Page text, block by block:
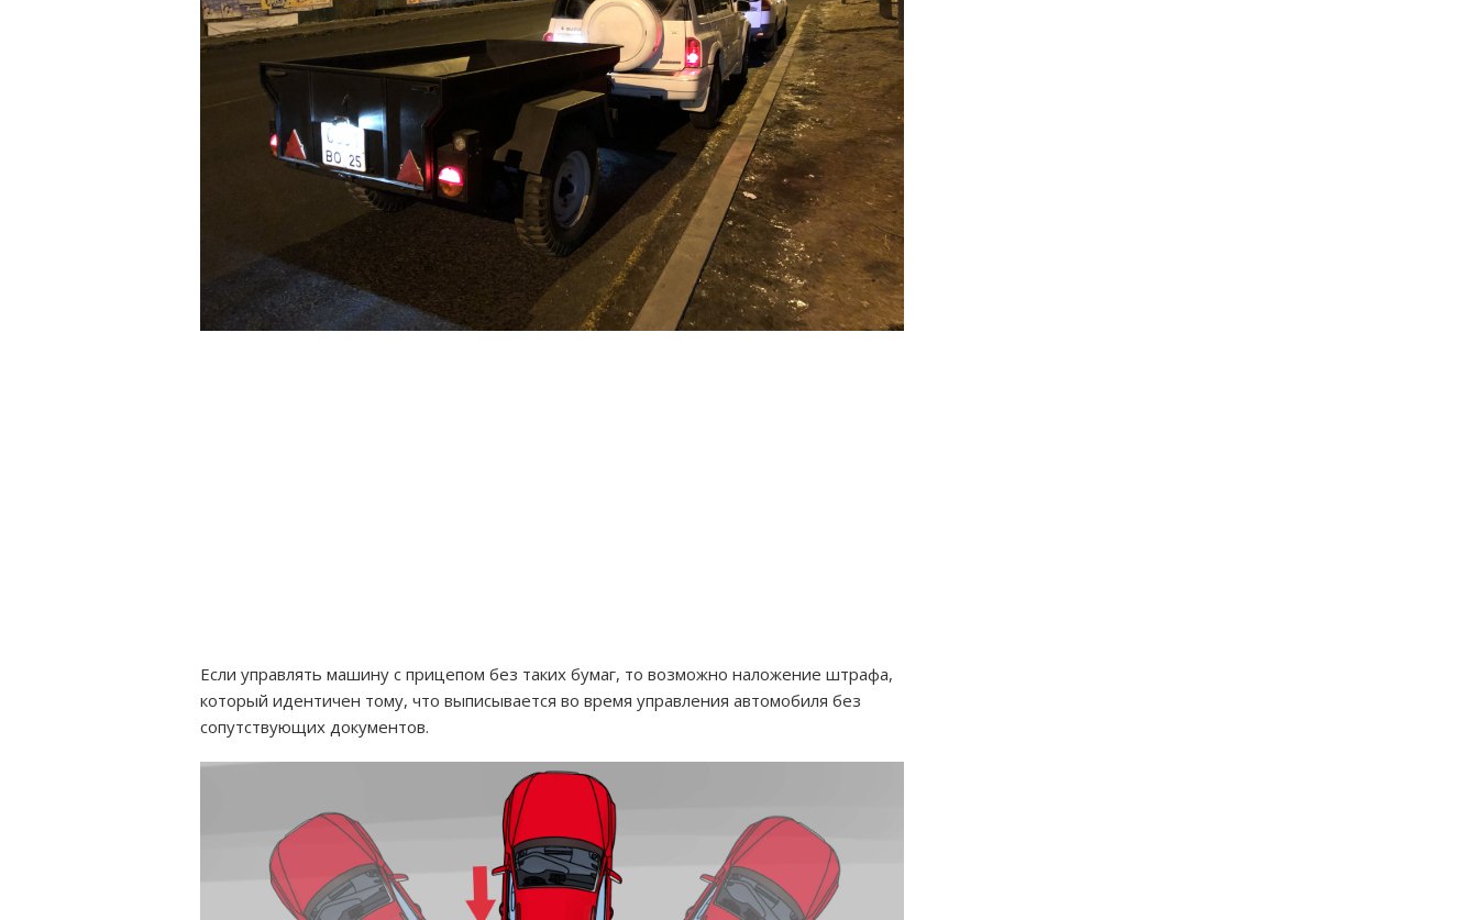
Если управлять машину с прицепом без таких бумаг, то возможно наложение штрафа,
который идентичен тому, что выписывается во время управления автомобиля без
сопутствующих документов.